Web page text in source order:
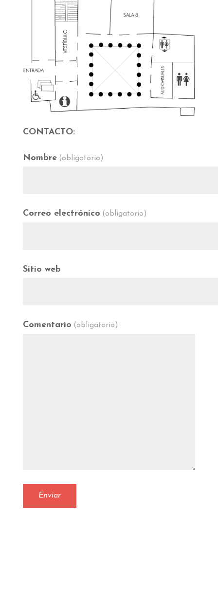
CONTACTO:
Nombre (obligatorio)
Correo electrónico (obligatorio)
Sitio web
Comentario (obligatorio)
Enviar